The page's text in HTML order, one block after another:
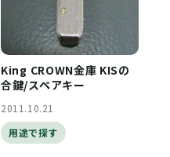
King CROWN金庫 KISの
合鍵/スペアキー
2011.10.21
用途で探す